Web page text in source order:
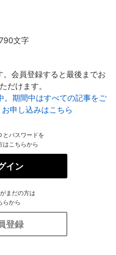
文字
。会員登録すると最後までお
だけます。
。期間中はすべての記事をご
申し込みはこちら
とパスワードを
はこちらから
イン
まだの方は
らから
登録